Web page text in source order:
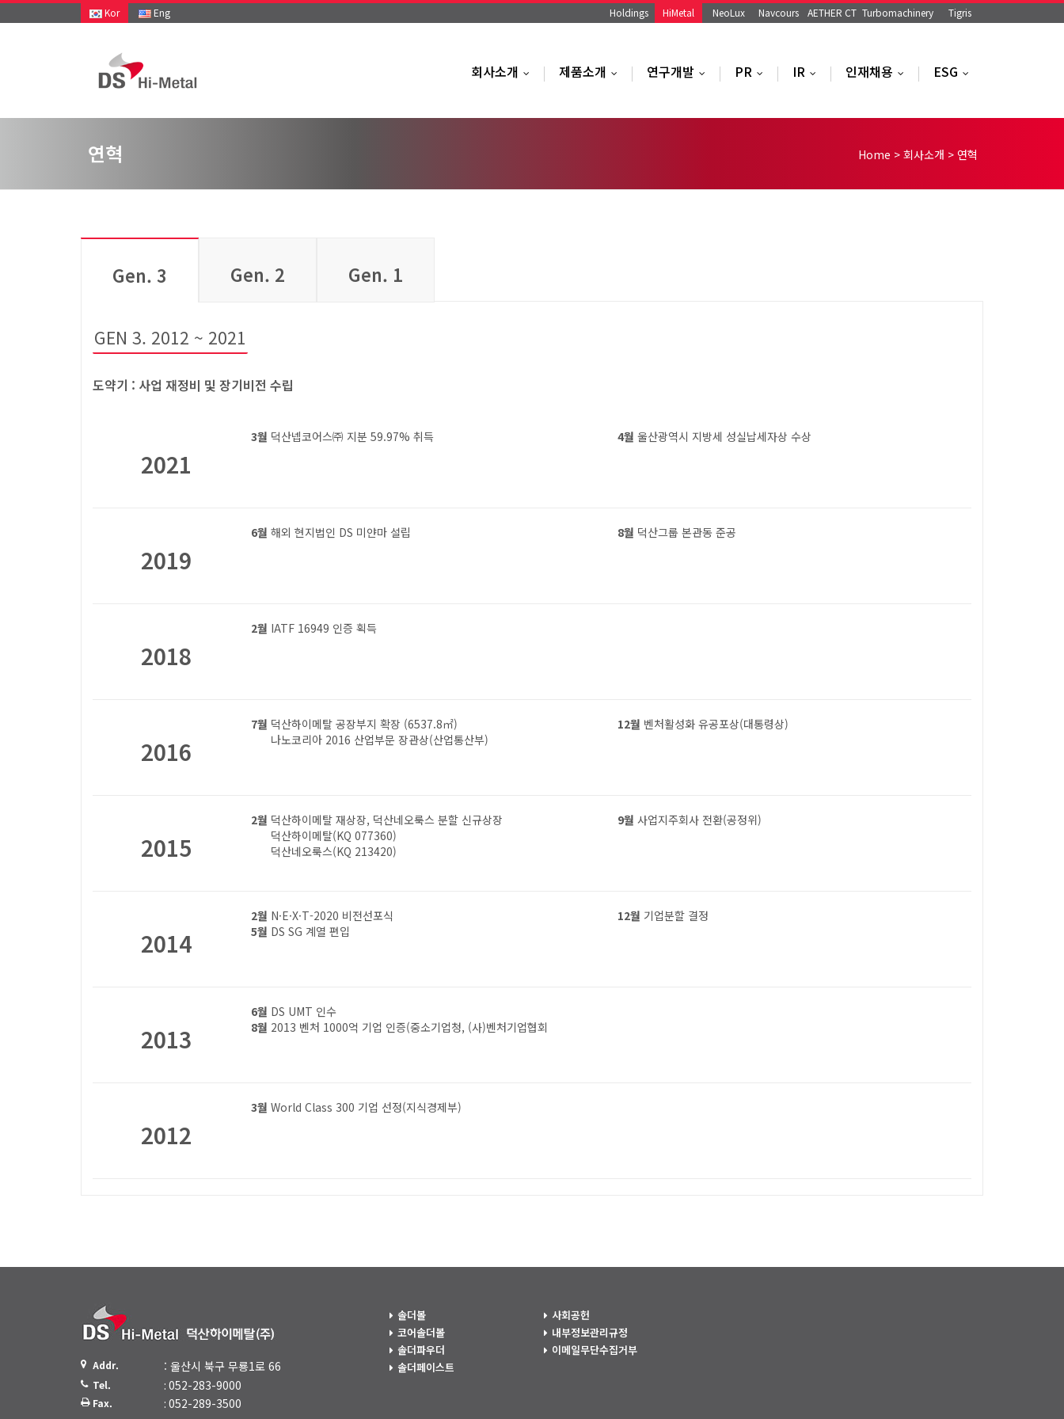
Kor Eng Holdings HiMetal NeoLux Navcours AETHER CT Turbomachinery Tigris
회사소개 제품소개 연구개발 PR IR 인재채용 ESG
연혁 Home > 회사소개 > 연혁
Gen. 3 Gen. 2 Gen. 1
GEN 3. 2012 ~ 2021
도약기 : 사업 재정비 및 장기비전 수립
2021
3월 덕산넵코어스㈜ 지분 59.97% 취득 4월 울산광역시 지방세 성실납세자상 수상
2019
6월 해외 현지법인 DS 미얀마 설립 8월 덕산그룹 본관동 준공
2018
2월 IATF 16949 인증 획득
2016
7월 덕산하이메탈 공장부지 확장 (6537.8㎡)
나노코리아 2016 산업부문 장관상(산업통산부)
12월 벤처활성화 유공포상(대통령상)
2015
2월 덕산하이메탈 재상장, 덕산네오룩스 분할 신규상장
덕산하이메탈(KQ 077360)
덕산네오룩스(KQ 213420)
9월 사업지주회사 전환(공정위)
2014
2월 N·E·X·T-2020 비전선포식
5월 DS SG 계열 편입
12월 기업분할 결정
2013
6월 DS UMT 인수
8월 2013 벤처 1000억 기업 인증(중소기업청, (사)벤처기업협회
2012
3월 World Class 300 기업 선정(지식경제부)
Addr. : 울산시 북구 무룡1로 66
Tel. : 052-283-9000
Fax. : 052-289-3500
솔더볼
코어솔더볼
솔더파우더
솔더페이스트
사회공헌
내부정보관리규정
이메일무단수집거부